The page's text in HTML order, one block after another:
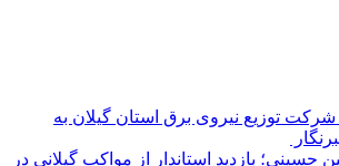
شركت توزیع نیروی برق استان گیلان به
حسینی؛ بازدید استاندار از مواکب گیلانی در